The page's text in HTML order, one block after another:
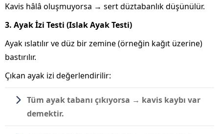
Kavis hâlâ oluşmuyorsa → sert düztabanlık düşünülür.
3. Ayak İzi Testi (Islak Ayak Testi)
Ayak ıslatılır ve düz bir zemine (örneğin kağıt üzerine)
bastırılır.
Çıkan ayak izi değerlendirilir:
Tüm ayak tabanı çıkıyorsa → kavis kaybı var
demektir.